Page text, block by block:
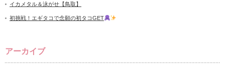
イカメタル＆泳がせ【鳥取】
初挑戦！エギタコで念願の初タコGET
アーカイブ